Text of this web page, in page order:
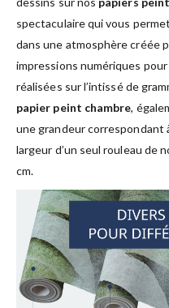
spectaculaire qui vous
dans une atmosphère créée
impressions numériques
réalisées sur l’intissé de
papier peint chambre,
une grandeur correspondant
largeur d’un seul rouleau de
cm.